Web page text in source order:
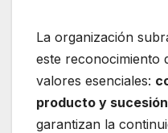
La organización
este reconocimiento
valores esenciales:
producto y
garantizan la